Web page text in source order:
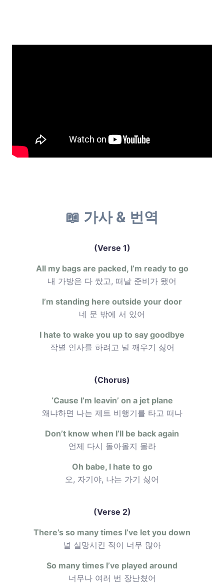
📖 가사 & 번역
(Verse 1)
All my bags are packed, I’m ready to go
내 가방은 다 쌌고, 떠날 준비가 됐어
I’m standing here outside your door
네 문 밖에 서 있어
I hate to wake you up to say goodbye
작별 인사를 하려고 널 깨우기 싫어
(Chorus)
‘Cause I’m leavin’ on a jet plane
왜냐하면 나는 제트 비행기를 타고 떠나
Don’t know when I’ll be back again
언제 다시 돌아올지 몰라
Oh babe, I hate to go
오, 자기야, 나는 가기 싫어
(Verse 2)
There’s so many times I’ve let you down
널 실망시킨 적이 너무 많아
So many times I’ve played around
너무나 여러 번 장난쳤어